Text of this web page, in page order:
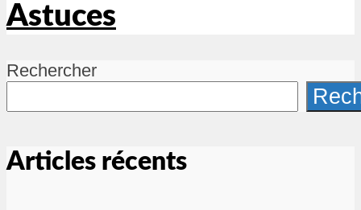
Astuces
Rechercher
Articles récents